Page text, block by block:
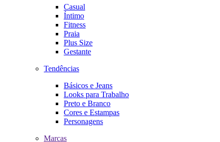
Casual
Íntimo
Fitness
Praia
Plus Size
Gestante
Tendências
Básicos e Jeans
Looks para Trabalho
Preto e Branco
Cores e Estampas
Personagens
Marcas